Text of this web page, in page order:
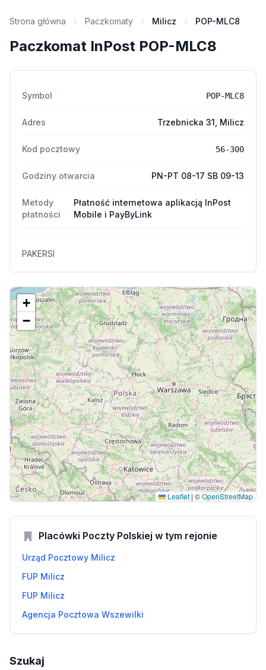
Strona główna Paczkomaty Milicz POP-MLC8
Paczkomat InPost POP-MLC8
Symbol POP-MLC8
Adres Trzebnicka 31, Milicz
Kod pocztowy 56-300
Godziny otwarcia PN-PT 08-17 SB 09-13
Metody
płatności
Płatność internetowa aplikacją InPost
Mobile i PayByLink
PAKERSI
+
−
Leaflet | ©OpenStreetMap
Placówki Poczty Polskiej w tym rejonie
Urząd Pocztowy Milicz
FUP Milicz
FUP Milicz
Agencja Pocztowa Wszewilki
Szukaj